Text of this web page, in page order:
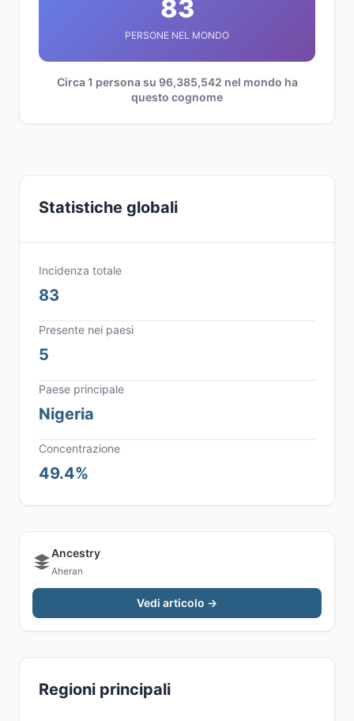
83
PERSONE NEL MONDO
Circa 1 persona su 96,385,542 nel mondo ha
questo cognome
Statistiche globali
Incidenza totale
83
Presente nei paesi
5
Paese principale
Nigeria
Concentrazione
49.4%
Ancestry
Aheran
Vedi articolo →
Regioni principali